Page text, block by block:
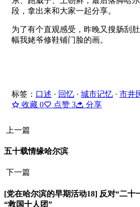
段，拿出来和大家一起分享。
为了有个直观感受，昨晚又搜肠刮
幅我姥爷修鞋铺门脸的画。
标签： 口述 · 回忆 · 城市记忆 · 市井
收藏 0 点赞 3 分享
上一篇
五十载情缘哈尔滨
下一篇
[党在哈尔滨的早期活动18] 反对“二十
“救国十人团”